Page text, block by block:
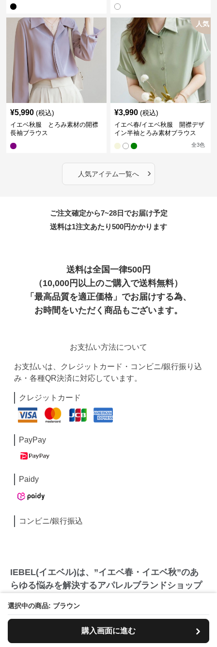
選択中の商品: ブラウン
購入画面に進む
¥5,990 (税込)
イエベ秋服 とろみ素材の開襟
長袖ブラウス
人気
¥3,990 (税込)
イエベ春/イエベ秋服 開襟デザ
イン半袖とろみ素材ブラウス
全3色
人気アイテム一覧へ ›
ご注文確定から7~28日でお届け予定
送料は1注文あたり500円かかります
送料は全国一律500円
（10,000円以上のご購入で送料無料）
「最高品質を適正価格」でお届けする為、
お時間をいただく商品もございます。
お支払い方法について
お支払いは、クレジットカード・コンビニ/銀行振り込
み・各種QR決済に対応しています。
クレジットカード
PayPay
Paidy
コンビニ/銀行振込
IEBEL(イエベル)は、”イエベ春・イエベ秋”のあ
らゆる悩みを解決するアパレルブランドショップ
皆さんは誰でも、「パーソナルカラー」という、その人
の魅力を最大限引き出してくれる、相性が良いカラーを
持っています。